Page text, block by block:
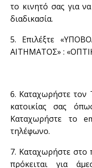
το κινητό σας για
διαδικασία.
5. Επιλέξτε
ΑΙΤΗΜΑΤΟΣ» :
6. Καταχωρήστε τον
κατοικίας σας
Καταχωρήστε το
τηλέφωνο.
7. Καταχωρήστε στο
πρόκειται για